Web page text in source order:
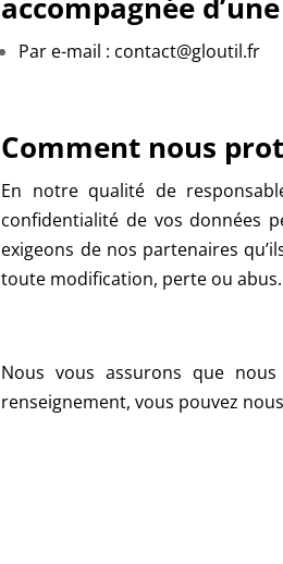
Par e-mail : contact@gloutil.fr
Comment nous
En notre qualité de
confidentialité de vos données
exigeons de nos partenaires
toute modification, perte ou abus.
Nous vous assurons que
renseignement, vous pouvez